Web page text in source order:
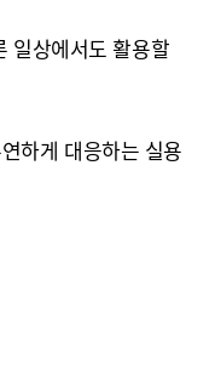
일상에서도 활용할
하게 대응하는 실용